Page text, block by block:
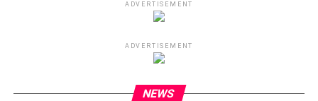
Anschluss, doch die Club-Abwehr blieb aufmerksam und
konzentriert, ließ kaum Möglichkeiten zu.
ADVERTISEMENT
ADVERTISEMENT
NEWS